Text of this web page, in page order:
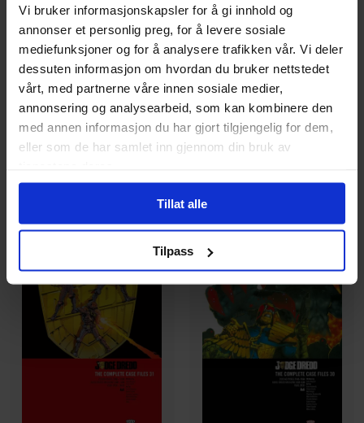
Vi bruker informasjonskapsler for å gi innhold og
annonser et personlig preg, for å levere sosiale
mediefunksjoner og for å analysere trafikken vår. Vi deler
dessuten informasjon om hvordan du bruker nettstedet
vårt, med partnerne våre innen sosiale medier,
annonsering og analysearbeid, som kan kombinere den
med annen informasjon du har gjort tilgjengelig for dem,
eller som de har samlet inn gjennom din bruk av
Tillat alle
Tilpass
Judge Dredd: The
Complete Case Files 25:
Volume 25
Judge dredd: the complete
case filesVol. 25
Paperback · Engelsk
Judge Dredd: The
Complete Case Files 24:
Volume 24
Judge dredd: the complete
case files Vol. 24
Paperback · Engelsk
339 00 329 00
Ikke på nettlager